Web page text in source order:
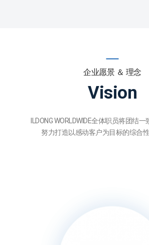
企业愿景 ＆ 理念
Vision
ILDONG WORLDWIDE全体职员将团结一
努力打造以感动客户为目标的综合性